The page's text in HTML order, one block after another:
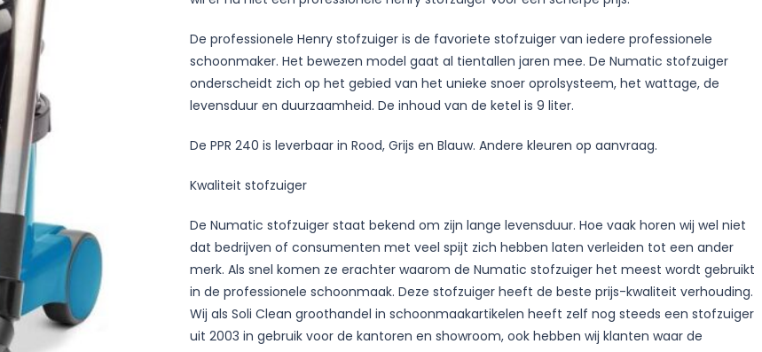
De professionele Henry stofzuiger is de favoriete stofzuiger van iedere professionele
schoonmaker. Het bewezen model gaat al tientallen jaren mee. De Numatic stofzuiger
onderscheidt zich op het gebied van het unieke snoer oprolsysteem, het wattage, de
levensduur en duurzaamheid. De inhoud van de ketel is 9 liter.
De PPR 240 is leverbaar in Rood, Grijs en Blauw. Andere kleuren op aanvraag.
Kwaliteit stofzuiger
De Numatic stofzuiger staat bekend om zijn lange levensduur. Hoe vaak horen wij wel niet
dat bedrijven of consumenten met veel spijt zich hebben laten verleiden tot een ander
merk. Als snel komen ze erachter waarom de Numatic stofzuiger het meest wordt gebruikt
in de professionele schoonmaak. Deze stofzuiger heeft de beste prijs-kwaliteit verhouding.
Wij als Soli Clean groothandel in schoonmaakartikelen heeft zelf nog steeds een stofzuiger
uit 2003 in gebruik voor de kantoren en showroom, ook hebben wij klanten waar de